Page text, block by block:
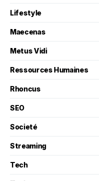
Lifestyle
Maecenas
Metus Vidi
Ressources Humaines
Rhoncus
SEO
Societé
Streaming
Tech